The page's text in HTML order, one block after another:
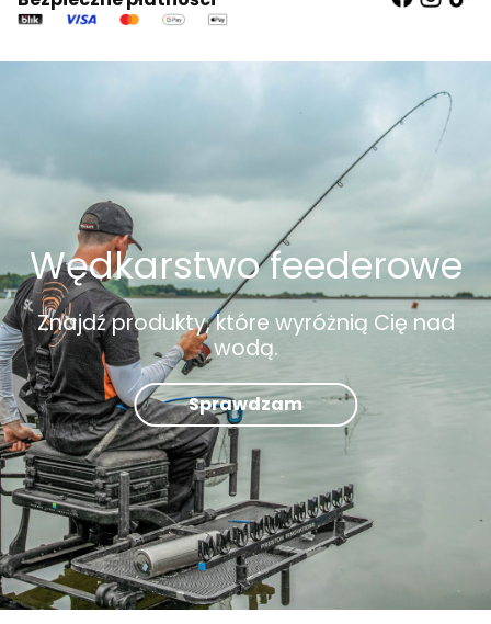
Wędkarstwo feederowe
Znajdź produkty, które wyróżnią Cię nad
wodą.
Sprawdzam